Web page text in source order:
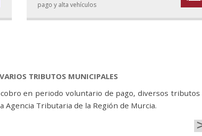
pago y alta vehículos
TRIBUTOS MUNICIPALES
en periodo voluntario de pago, diversos tributos
Agencia Tributaria de la Región de Murcia.